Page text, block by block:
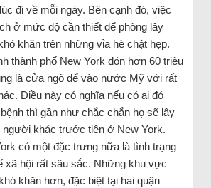
đi về mỗi ngày. Bên cạnh đó, việc
ở mức độ cần thiết để phòng lây
khăn trên những vỉa hè chật hẹp.
thành phố New York đón hơn 60 triệu
là cửa ngõ để vào nước Mỹ với rất
Điều này có nghĩa nếu có ai đó
thì gần như chắc chắn họ sẽ lây
người khác trước tiên ở New York.
có một đặc trưng nữa là tình trạng
xã hội rất sâu sắc. Những khu vực
khăn hơn, đặc biệt tại hai quận